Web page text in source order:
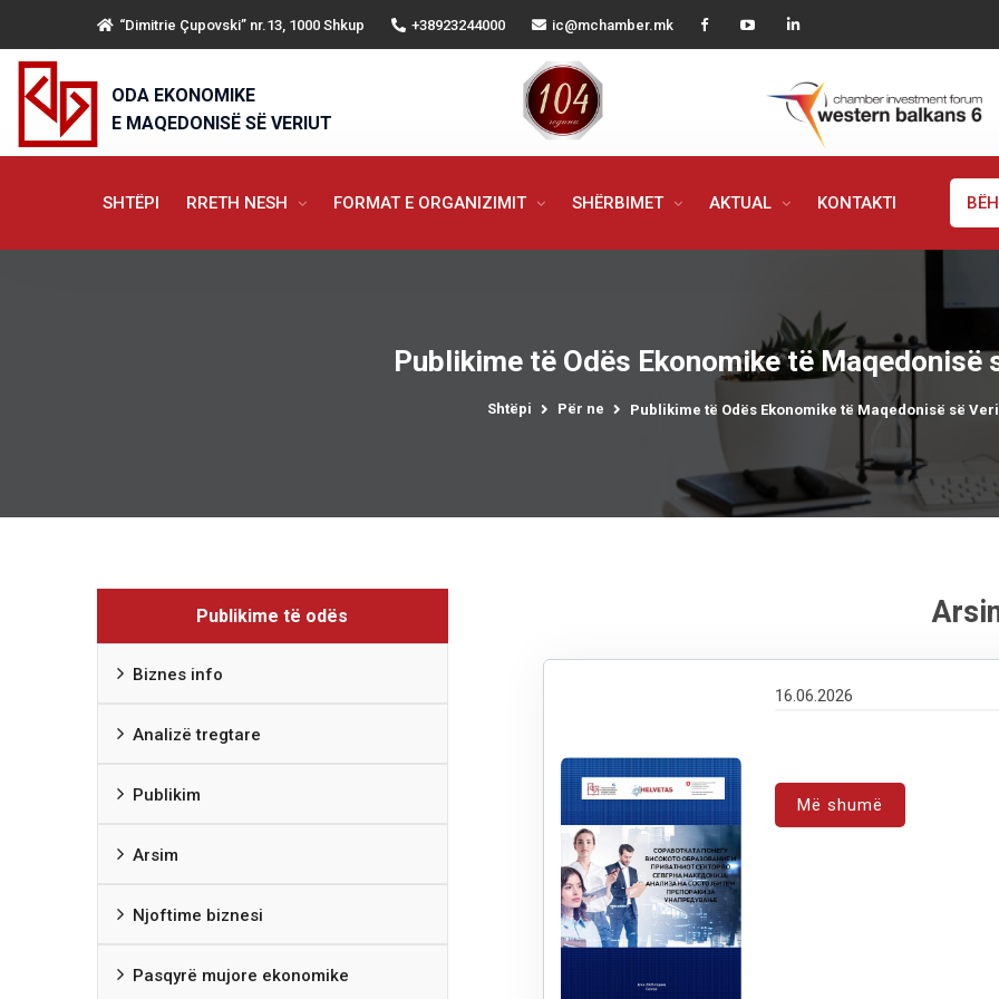
“Dimitrie Çupovski” nr.13, 1000 Shkup +38923244000 ic@mchamber.mk
ODA EKONOMIKE
E MAQEDONISË SË VERIUT
SHTËPI RRETH NESH FORMAT E ORGANIZIMIT SHËRBIMET AKTUAL KONTAKTI
Publikime të Odës Ekonomike të Maqedonisë
Shtëpi Për ne Publikime të Odës Ekonomike të Maqedonisë së
Publikime të odës
Biznes info
Analizë tregtare
Publikim
Arsim
Njoftime biznesi
Pasqyrë mujore ekonomike
16.06.2026
Më shumë